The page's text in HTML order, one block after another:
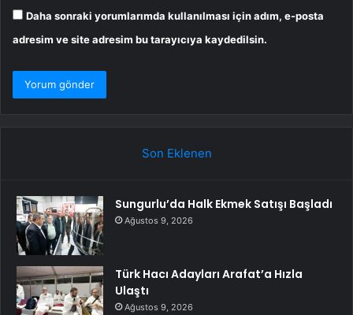
Daha sonraki yorumlarımda kullanılması için adım, e-posta
adresim ve site adresim bu tarayıcıya kaydedilsin.
Son Eklenen
Sungurlu’da Halk Ekmek Satışı Başladı
Ağustos 9, 2026
Türk Hacı Adayları Arafat’a Hızla
Ulaştı
Ağustos 9, 2026